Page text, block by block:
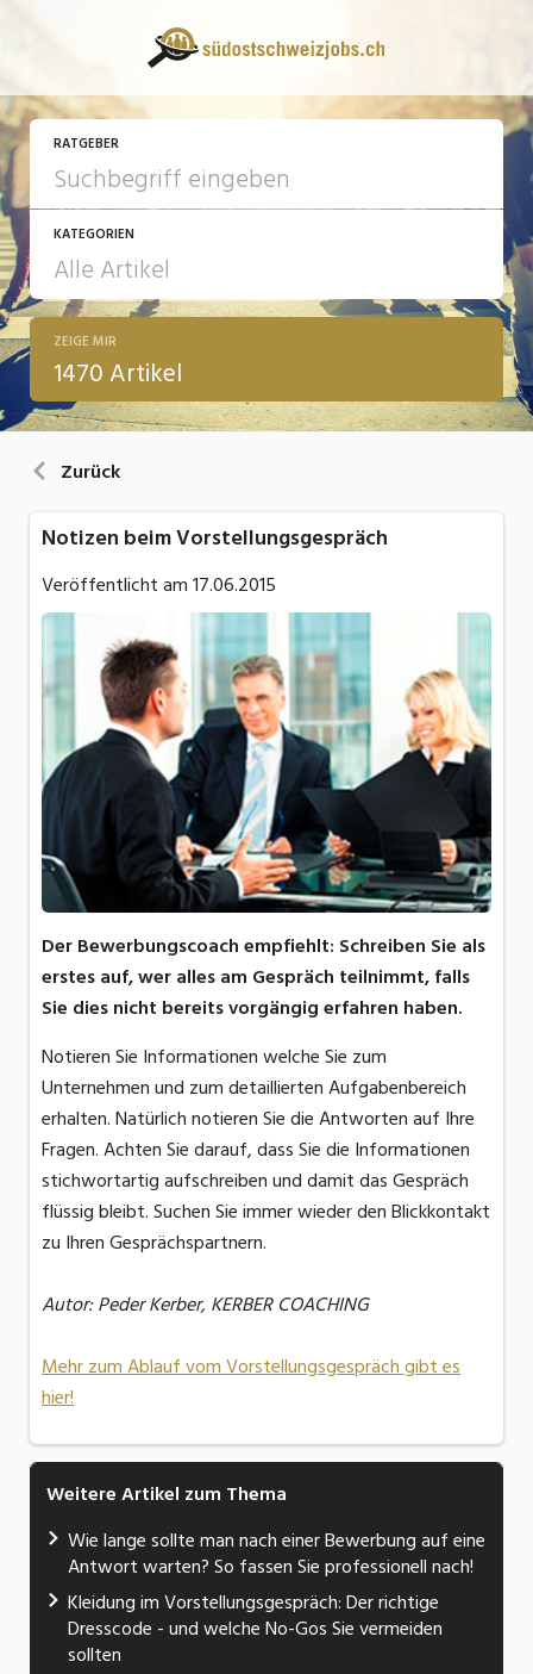
RATGEBER
KATEGORIEN
13 Fragen - 13 Antworten
Arbeit
ZEIGE MIR
1470 Artikel
Zurück
Notizen beim Vorstellungsgespräch
Veröffentlicht am17.06.2015
Der Bewerbungscoach empfiehlt: Schreiben Sie als
erstes auf, wer alles am Gespräch teilnimmt, falls
Sie dies nicht bereits vorgängig erfahren haben.
Notieren Sie Informationen welche Sie zum
Unternehmen und zum detaillierten Aufgabenbereich
erhalten. Natürlich notieren Sie die Antworten auf Ihre
Fragen. Achten Sie darauf, dass Sie die Informationen
stichwortartig aufschreiben und damit das Gespräch
flüssig bleibt. Suchen Sie immer wieder den Blickkontakt
zu Ihren Gesprächspartnern.
Autor: Peder Kerber, KERBER COACHING
Mehr zum Ablauf vom Vorstellungsgespräch gibt es
hier!
Weitere Artikel zum Thema
Wie lange sollte man nach einer Bewerbung auf eine
Antwort warten? So fassen Sie professionell nach!
Kleidung im Vorstellungsgespräch: Der richtige
Dresscode - und welche No-Gos Sie vermeiden
sollten